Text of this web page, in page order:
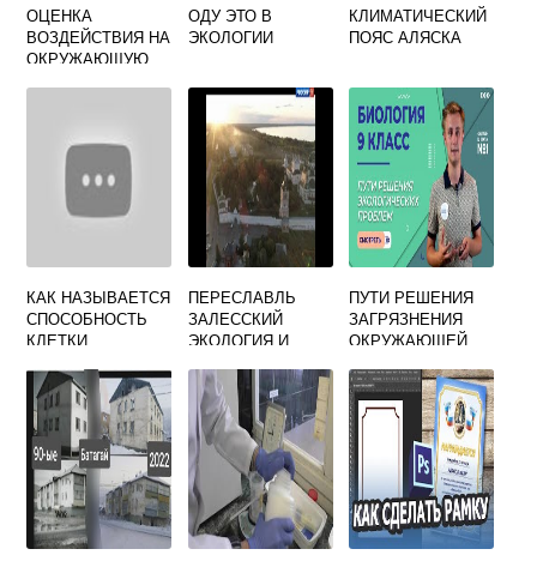
ОЦЕНКА
ВОЗДЕЙСТВИЯ НА
ОКРУЖАЮЩУЮ
ОДУ ЭТО В
ЭКОЛОГИИ
КЛИМАТИЧЕСКИЙ
ПОЯС АЛЯСКА
КАК НАЗЫВАЕТСЯ
СПОСОБНОСТЬ
КЛЕТКИ
ИЗМЕНЕНИЕ
УСЛОВИЙ
ОКРУЖАЮЩЕЙ
СРЕДЫ
ПЕРЕСЛАВЛЬ
ЗАЛЕССКИЙ
ЭКОЛОГИЯ И
ПУТИ РЕШЕНИЯ
ЗАГРЯЗНЕНИЯ
ОКРУЖАЮЩЕЙ